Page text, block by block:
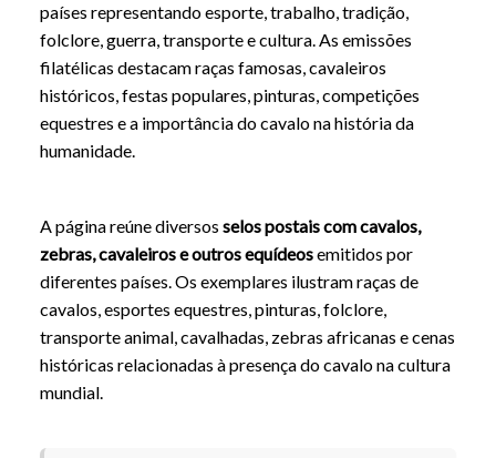
países representando esporte, trabalho, tradição,
folclore, guerra, transporte e cultura. As emissões
filatélicas destacam raças famosas, cavaleiros
históricos, festas populares, pinturas, competições
equestres e a importância do cavalo na história da
humanidade.
A página reúne diversos selos postais com cavalos,
zebras, cavaleiros e outros equídeosemitidos por
diferentes países. Os exemplares ilustram raças de
cavalos, esportes equestres, pinturas, folclore,
transporte animal, cavalhadas, zebras africanas e cenas
históricas relacionadas à presença do cavalo na cultura
mundial.